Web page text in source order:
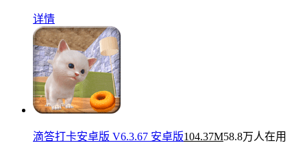
详情
滴答打卡安卓版 V6.3.67 安卓版104.37M58.8万人在用